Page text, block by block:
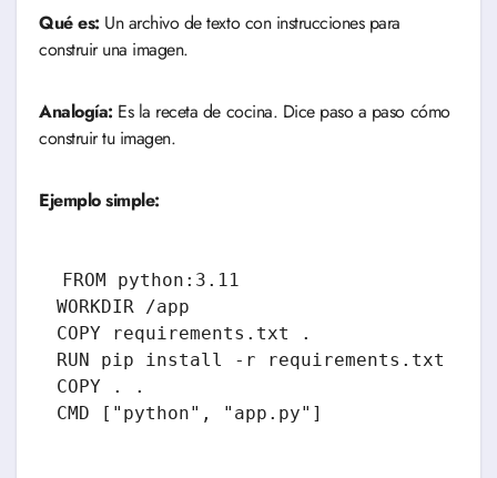
Qué es: Un archivo de texto con instrucciones para
construir una imagen.
Analogía: Es la receta de cocina. Dice paso a paso cómo
construir tu imagen.
Ejemplo simple:
FROM python:3.11
WORKDIR /app
COPY requirements.txt .
RUN pip install -r requirements.txt
COPY . .